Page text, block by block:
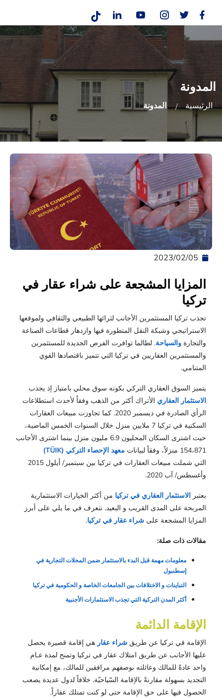
المدونة
الرئيسية المدونة
05‏/02‏/2023
المزايا المشجعة على شراء عقار في
تركيا
تجذب تركيا المستثمرين الأجانب لثرائها الطبيعي والثقافي ولموقعها
الاستراتيجي وشبكة النقل المتطورة فيها وازدهار قطاعات الصناعة
والتجارة والسياحة. لطالما توافرت الفرص الجديدة للمستثمرين
والمستثمرين العقاريين في تركيا التي تتميز باقتصادها القوي
المتنامي.
يتميز السوق العقاري التركي بكونه سوق محلي بامتياز إذ يجذب
الاستثمار العقاري الأتراك أكثر من الذهب وفقاُ لأحدث استطلاعات
الرأي الصادرة في ديسمبر 2020. كما تجاوزت مبيعات العقارات
السكنية في تركيا 7 ملايين منزل خلال السنوات الخمس الماضية،
حيث اشترى السكان المحليون 6.9 مليون منزل بينما اشترى الأجانب
154،871 منزلاً، وفقاً لبيانات
معهد الإحصاء التركي (TÜIK)
التي شملت مبيعات العقارات في تركيا بين سبتمبر/ أيلول 2015
وأغسطس/ آب 2020.
يعتبر الاستثمار العقاري في تركيا من أكثر الخيارات الاستثمارية
المربحة على المدى القريب و البعيد. نتعرف في ما يلي على أبرز
المزايا المشجعة على شراء عقار في تركيا.
مقالات ذات صلة:
إسطنبول
التباينات و الاختلافات بين الجامعات الخاصة و الحكومية في تركيا
أكثر المدن التركية التي تجذب الاستثمارات الأجنبية
الإقامة الدائمة
الإقامة في تركيا عن طريق شراء عقار هي إقامة قصيرة يحصل
عليها الأجانب عن طريق امتلاك عقار في تركيا وتمنح لمدة عـام
واحد عادةً للمالك وعائلته بوصفهم مرافقين للمالك، مع إمكانية
التجديد بسهولة مقارنةً بالإقامة السّياحيّة. خلافاً لدول عديدة يصعب
الحصول فيها على حق الإقامة حتى لو كنت تمتلك عقاراً.